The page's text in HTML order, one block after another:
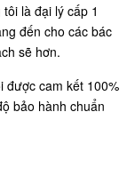
là đại lý cấp 1
đến cho các bác
sẽ hơn.
được cam kết 100%
bảo hành chuẩn